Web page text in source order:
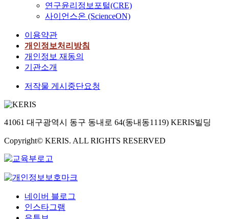
연구윤리정보포털(CRE)
사이언스온 (ScienceON)
이용약관
개인정보처리방침
개인정보 재동의
기관소개
저작물 게시중단요청
41061 대구광역시 동구 동내로 64(동내동1119) KERIS빌딩
Copyright© KERIS. ALL RIGHTS RESERVED
네이버 블로그
인스타그램